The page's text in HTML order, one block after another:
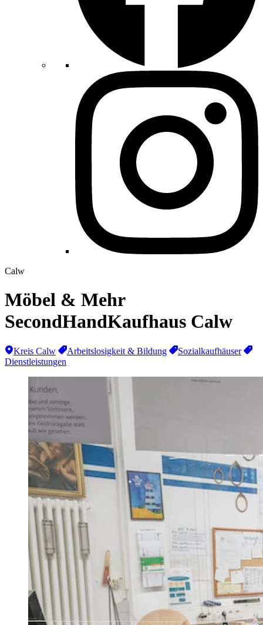
Calw
Möbel & Mehr
SecondHandKaufhaus Calw
Kreis Calw Arbeitslosigkeit & Bildung
Sozialkaufhäuser
Dienstleistungen